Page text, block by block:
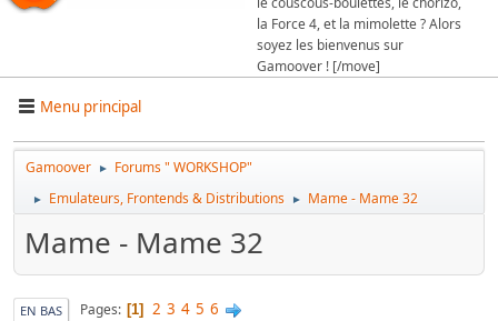
la Force 4, et la mimolette ? Alors
soyez les bienvenus sur
Gamoover ! [/move]
Menu principal
Gamoover ► Forums " WORKSHOP"
► Emulateurs, Frontends & Distributions ► Mame - Mame 32
Mame - Mame 32
EN BAS Pages 1 2 3 4 5 6